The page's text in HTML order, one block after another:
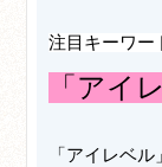
注目キーワー
「アイ
「アイレベ